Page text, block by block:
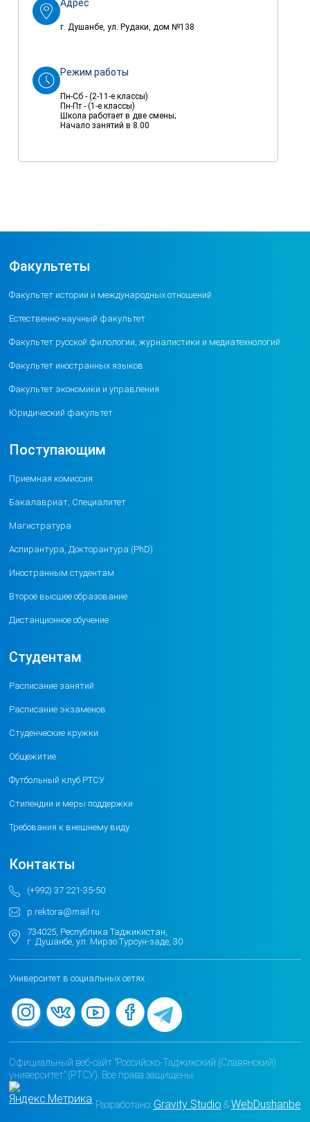
Адрес
г. Душанбе, ул. Рудаки, дом №138
Режим работы
Пн-Сб - (2-11-е классы)
Пн-Пт - (1-е классы)
Школа работает в две смены;
Начало занятий в 8.00
Факультеты
Факультет истории и международных отношений
Естественно-научный факультет
Факультет русской филологии, журналистики и медиатехнологий
Факультет иностранных языков
Факультет экономики и управления
Юридический факультет
Поступающим
Приемная комиссия
Бакалавриат, Специалитет
Магистратура
Аспирантура, Докторантура (PhD)
Иностранным студентам
Второе высшее образование
Дистанционное обучение
Студентам
Расписание занятий
Расписание экзаменов
Студенческие кружки
Общежитие
Футбольный клуб РТСУ
Стипендии и меры поддержки
Требования к внешнему виду
Контакты
(+992) 37 221-35-50
p.rektora@mail.ru
734025, Республика Таджикистан,
г. Душанбе, ул. Мирзо Турсун-заде, 30
Университет в социальных сетях
Официальный веб-сайт "Российско-Таджикский (Славянский)
университет" (РТСУ). Все права защищены.
Разработано: Gravity Studio &WebDushanbe